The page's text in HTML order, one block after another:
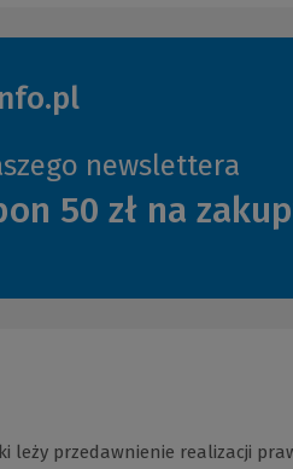
newslettera
50 zł na
leży przedawnienie realizacji